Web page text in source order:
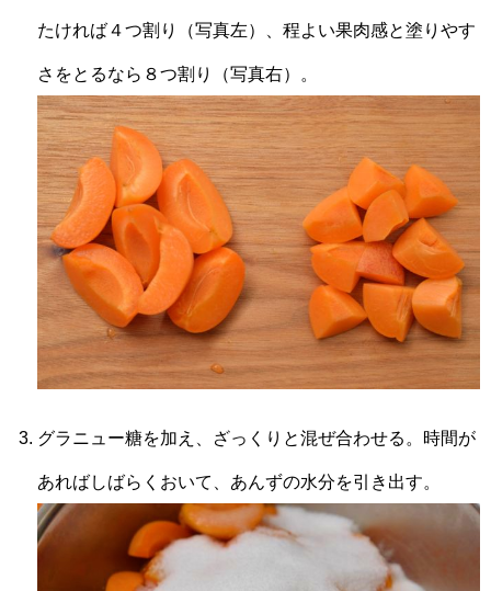
たければ４つ割り（写真左）、程よい果肉感と塗りやす
さをとるなら８つ割り（写真右）。
グラニュー糖を加え、ざっくりと混ぜ合わせる。時間が
あればしばらくおいて、あんずの水分を引き出す。